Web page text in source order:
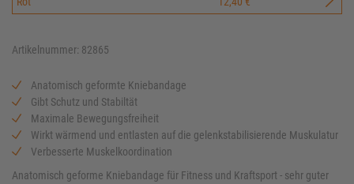
Artikelnummer: 82865
Anatomisch geformte Kniebandage
Gibt Schutz und Stabiltät
Maximale Bewegungsfreiheit
Wirkt wärmend und entlasten auf die gelenkstabilisierende Muskulatur
Verbesserte Muskelkoordination
Anatomisch geforme Kniebandage für Fitness und Kraftsport - sehr guter